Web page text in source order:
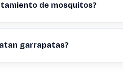
de mosquitos?
garrapatas?